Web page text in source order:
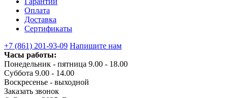
Оплата
Доставка
Сертификаты
+7 (861) 201-93-09 Напишите нам
Часы работы:
Понедельник - пятница 9.00 - 18.00
Суббота 9.00 - 14.00
Воскресенье - выходной
Заказать звонок